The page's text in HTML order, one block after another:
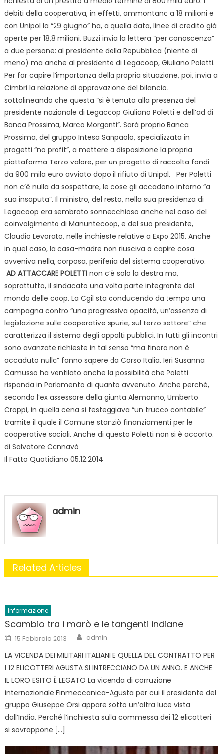
debiti della cooperativa, in effetti, ammontano a 18 milioni e
con Unipol la “29 giugno” ha, a quella data, linee di credito già
aperte per 18,8 milioni. Buzzi invia la lettera “per conoscenza”
a due persone: al presidente della Repubblica (niente di
meno) ma anche al presidente di Legacoop, Giuliano Poletti.
Per far capire l’importanza della propria situazione, poi, invia a
Cimbri la relazione di approvazione del bilancio,
sottolineando che questa “si è tenuta alla presenza del
presidente nazionale di Legacoop Giuliano Poletti e dell’ad di
Banca Prossima, Marco Morganti”. Sarà proprio Banca
Prossima, del gruppo Intesa Sanpaolo, specializzata in
progetti “no profit”, a mettere a disposizione la propria
piattaforma Terzo valore, per un progetto di raccolta fondi
da 900 mila euro avviato dopo il rifiuto di Unipol.
Per Poletti
non c’è nulla da sospettare, le cose gli accadono intorno “a
sua insaputa”. Il ministro, del resto, nella sua presidenza di
Legacoop era sembrato sonnecchioso anche nel caso del
coinvolgimento di Manuntecoop, e del suo presidente,
Claudio Levorato, nelle inchieste relative a Expo 2015. Anche
in quel caso, la casa-madre non riusciva a capire cosa
avveniva nella, corposa, periferia del sistema cooperativo.
AD ATTACCARE POLETTInon c’è solo la destra ma,
soprattutto, il sindacato una volta parte integrante del
mondo delle coop. La Cgil sta conducendo da tempo una
campagna contro “una progressiva opacità, un’assenza di
legislazione sulle cooperative spurie, sul terzo settore” che
caratterizza il sistema degli appalti pubblici. In tutti gli incontri
sono avanzate richieste in tal senso “ma finora non è
accaduto nulla” fanno sapere da Corso Italia. Ieri Susanna
Camusso ha ventilato anche la possibilità che Poletti
risponda in Parlamento di quanto avvenuto. Anche perché,
secondo l’ex assessore della giunta Alemanno, Umberto
Croppi, in quella cena si festeggiava “un trucco contabile”
tramite il quale il Comune stanziò finanziamenti per le
cooperative sociali. Anche di questo Poletti non si è accorto.
di Salvatore Cannavò
Il Fatto Quotidiano 05.12.2014
admin
Related Articles
Informazione
Scambio tra i marò e le tangenti indiane
Posted
on
15 Febbraio 2013 Author
admin
LA VICENDA DEI MILITARI ITALIANI E QUELLA DEL CONTRATTO PER
I 12 ELICOTTERI AGUSTA SI INTRECCIANO DA UN ANNO. E ANCHE
IL LORO ESITO È LEGATO La vicenda di corruzione
internazionale Finmeccanica-Agusta per cui il presidente del
gruppo Giuseppe Orsi appare sotto un’altra luce vista
dall’India. Perché l’inchiesta sulla commessa dei 12 elicotteri
si sovrappone […]